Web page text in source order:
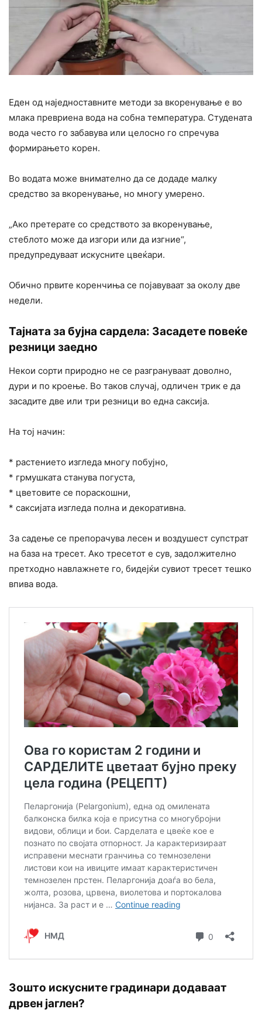
Еден од наједноставните методи за вкоренување е во
млака превриена вода на собна температура. Студената
вода често го забавува или целосно го спречува
формирањето корен.
Во водата може внимателно да се додаде малку
средство за вкоренување, но многу умерено.
„Ако претерате со средството за вкоренување,
стеблото може да изгори или да изгние“,
предупредуваат искусните цвеќари.
Обично првите коренчиња се појавуваат за околу две
недели.
Тајната за бујна сардела: Засадете повеќе
резници заедно
Некои сорти природно не се разгрануваат доволно,
дури и по кроење. Во таков случај, одличен трик е да
засадите две или три резници во една саксија.
На тој начин:
* растението изгледа многу побујно,
* грмушката станува погуста,
* цветовите се пораскошни,
* саксијата изгледа полна и декоративна.
За садење се препорачува лесен и воздушест супстрат
на база на тресет. Ако тресетот е сув, задолжително
претходно навлажнете го, бидејќи сувиот тресет тешко
впива вода.
Зошто искусните градинари додаваат
дрвен јаглен?